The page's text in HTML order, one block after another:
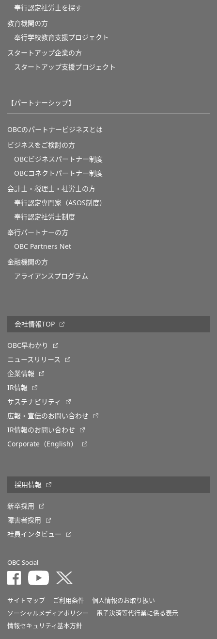
奉行認定社労士を探す
教育機関の方
奉⾏学校教育⽀援プロジェクト
スタートアップ企業の方
スタートアップ支援プロジェクト
【パートナーシップ】
OBCのパートナービジネスとは
ビジネスをご検討の方
OBCビジネスパートナー制度
OBCコネクトパートナー制度
会計士・税理士・社労士の方
奉行認定専門家（ASOS制度）
奉行認定社労士制度
奉行パートナーの方
OBC Partners Net
金融機関の方
アライアンスプログラム
会社情報TOP
OBC早わかり
ニュースリリース
企業情報
IR情報
サステナビリティ
広報・宣伝のお問い合わせ
IR情報のお問い合わせ
Corporate（English）
採用情報
新卒採用
障害者採用
社員インタビュー
OBC Social
サイトマップ ご利用条件
個人情報のお取り扱い
ソーシャルメディアポリシー
電子決済等代行業に係る表示
情報セキュリティ基本方針